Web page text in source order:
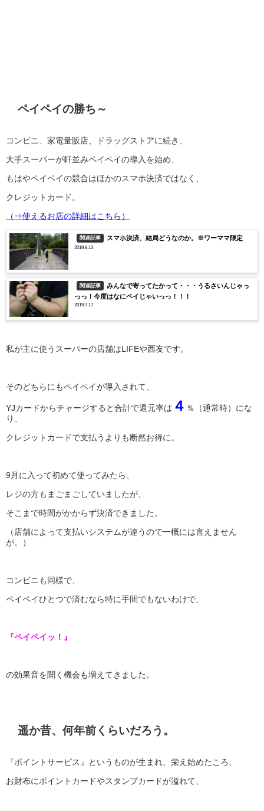
ペイペイの勝ち～
コンビニ、家電量販店、ドラッグストアに続き、
大手スーパーが軒並みペイペイの導入を始め、
もはやペイペイの競合はほかのスマホ決済ではなく、
クレジットカード。
（⇒使えるお店の詳細はこちら）
関連記事 スマホ決済、結局どうなのか。※ワーママ限定
2019.8.13
関連記事
みんなで寄ってたかって・・・うるさいんじゃっ
っっ！今度はなにペイじゃいっっ！！！
2019.7.17
私が主に使うスーパーの店舗はLIFEや西友です。
そのどちらにもペイペイが導入されて、
YJカードからチャージすると合計で還元率は ４ ％（通常時）にな
り、
クレジットカードで支払うよりも断然お得に。
9月に入って初めて使ってみたら、
レジの方もまごまごしていましたが、
そこまで時間がかからず決済できました。
（店舗によって支払いシステムが違うので一概には言えません
が。）
コンビニも同様で、
ペイペイひとつで済むなら特に手間でもないわけで、
『ペイペイッ！』
の効果音を聞く機会も増えてきました。
遥か昔、何年前くらいだろう。
『ポイントサービス』というものが生まれ、栄え始めたころ、
お財布にポイントカードやスタンプカードが溢れて、